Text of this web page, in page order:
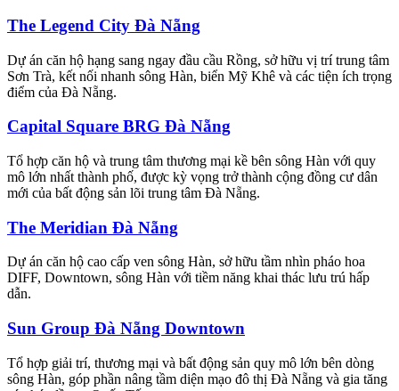
The Legend City Đà Nẵng
Dự án căn hộ hạng sang ngay đầu cầu Rồng, sở hữu vị trí trung tâm
Sơn Trà, kết nối nhanh sông Hàn, biển Mỹ Khê và các tiện ích trọng
điểm của Đà Nẵng.
Capital Square BRG Đà Nẵng
Tổ hợp căn hộ và trung tâm thương mại kề bên sông Hàn với quy
mô lớn nhất thành phố, được kỳ vọng trở thành cộng đồng cư dân
mới của bất động sản lõi trung tâm Đà Nẵng.
The Meridian Đà Nẵng
Dự án căn hộ cao cấp ven sông Hàn, sở hữu tầm nhìn pháo hoa
DIFF, Downtown, sông Hàn với tiềm năng khai thác lưu trú hấp
dẫn.
Sun Group Đà Nẵng Downtown
Tổ hợp giải trí, thương mại và bất động sản quy mô lớn bên dòng
sông Hàn, góp phần nâng tầm diện mạo đô thị Đà Nẵng và gia tăng